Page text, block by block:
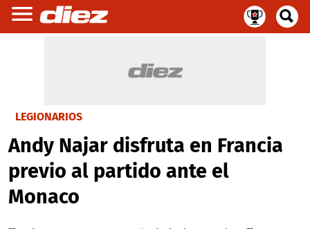
LEGIONARIOS
Andy Najar disfruta en Francia
previo al partido ante el
Monaco